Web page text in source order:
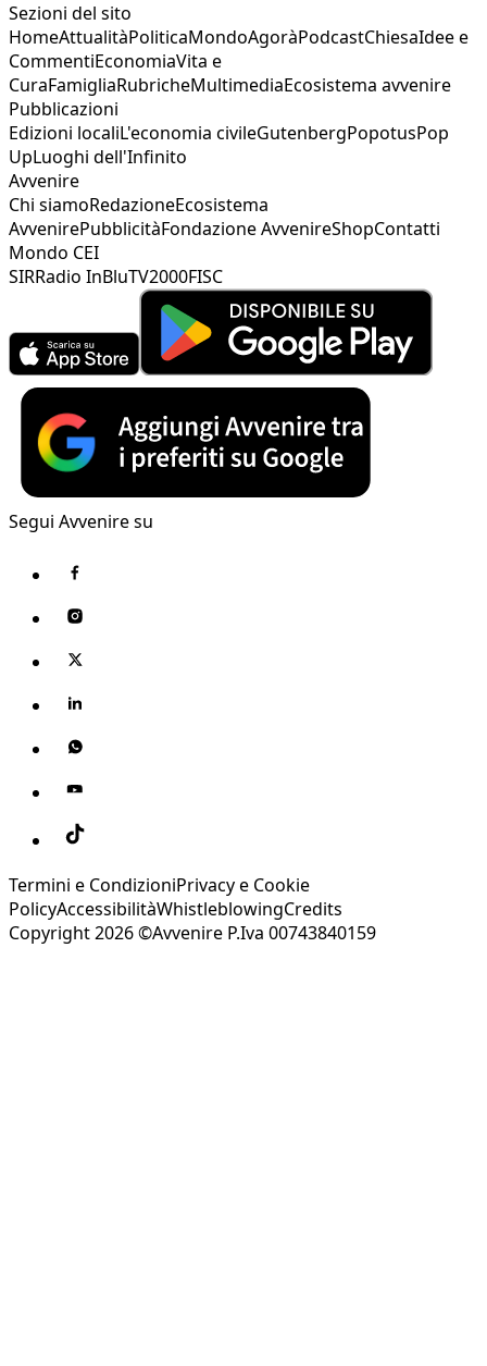
Sezioni del sito
HomeAttualitàPoliticaMondoAgoràPodcastChiesaIdee e
CommentiEconomiaVita e
CuraFamigliaRubricheMultimediaEcosistema avvenire
Pubblicazioni
Edizioni localiL'economia civileGutenbergPopotusPop
UpLuoghi dell'Infinito
Avvenire
Chi siamoRedazioneEcosistema
AvvenirePubblicitàFondazione AvvenireShopContatti
Mondo CEI
SIRRadio InBluTV2000FISC
Segui Avvenire su
Termini e CondizioniPrivacy e Cookie
PolicyAccessibilitàWhistleblowingCredits
Copyright 2026 ©Avvenire P.Iva 00743840159